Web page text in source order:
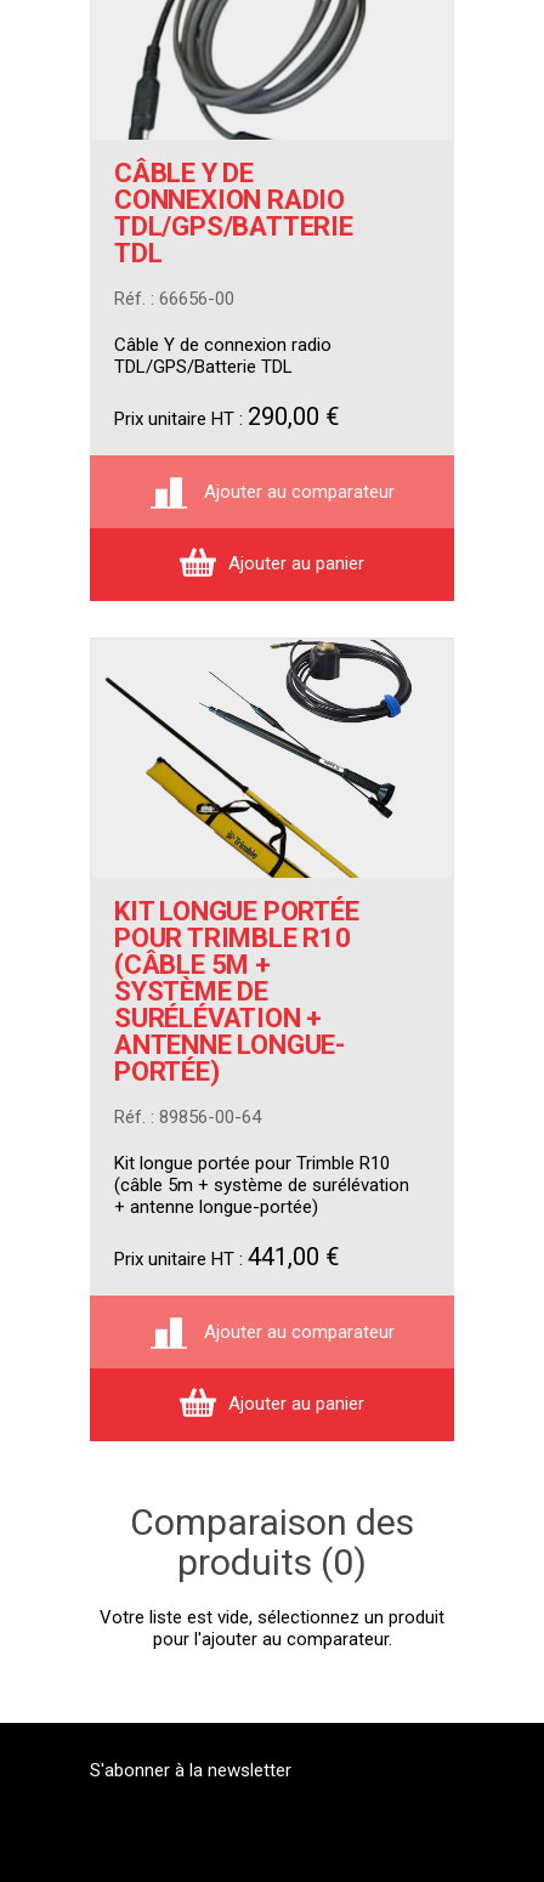
CÂBLE Y DE
CONNEXION RADIO
TDL/GPS/BATTERIE
TDL
Réf. : 66656-00
Câble Y de connexion radio
TDL/GPS/Batterie TDL
Prix unitaire HT : 290,00 €
Ajouter au comparateur
Ajouter au panier
KIT LONGUE PORTÉE
POUR TRIMBLE R10
(CÂBLE 5M +
SYSTÈME DE
SURÉLÉVATION +
ANTENNE LONGUE-
PORTÉE)
Réf. : 89856-00-64
Kit longue portée pour Trimble R10
(câble 5m + système de surélévation
+ antenne longue-portée)
Prix unitaire HT : 441,00 €
Ajouter au comparateur
Ajouter au panier
Comparaison des
produits (0)
Votre liste est vide, sélectionnez un produit
pour l'ajouter au comparateur.
S'abonner à la newsletter